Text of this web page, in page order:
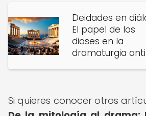
Deidades en
El papel de los
dioses en la
dramaturgia
Si quieres conocer otros